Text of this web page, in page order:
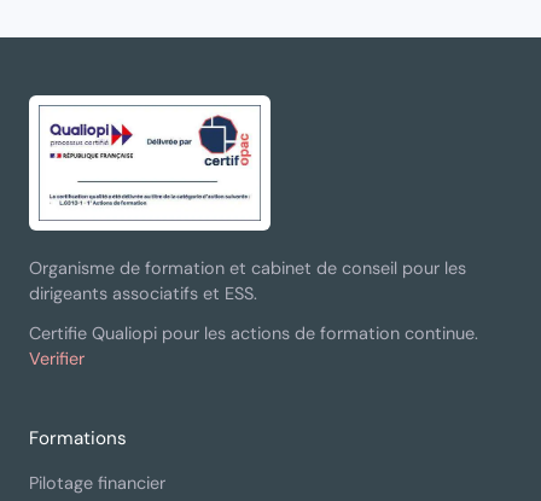
Organisme de formation et cabinet de conseil pour les
dirigeants associatifs et ESS.
Certifie Qualiopi pour les actions de formation continue.
Verifier
Formations
Pilotage financier